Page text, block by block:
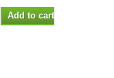
Add to cart